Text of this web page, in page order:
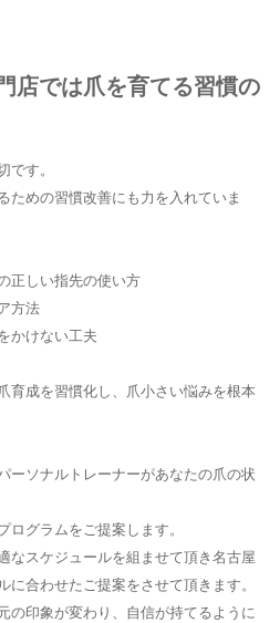
店では爪を育てる習慣の
です。
ための習慣改善にも力を入れていま
正しい指先の使い方
方法
かけない工夫
育成を習慣化し、爪小さい悩みを根本
ーソナルトレーナーがあなたの爪の状
ログラムをご提案します。
なスケジュールを組ませて頂き名古屋
に合わせたご提案をさせて頂きます。
の印象が変わり、自信が持てるように